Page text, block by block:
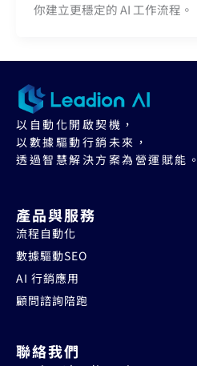
你建立更穩定的 AI 工作流程。
以自動化開啟契機，
以數據驅動行銷未來，
透過智慧解決方案為營運賦能。
產品與服務
流程自動化
數據驅動SEO
AI 行銷應用
顧問諮詢陪跑
聯絡我們